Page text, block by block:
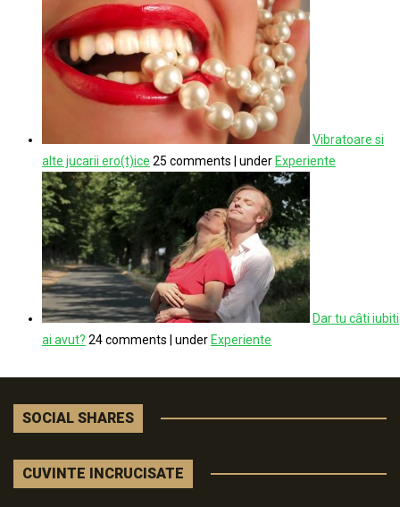
Vibratoare si
alte jucarii ero(t)ice 25 comments under Experiente
Dar tu câti iubiti
ai avut? 24 comments under Experiente
SOCIAL SHARES
CUVINTE INCRUCISATE